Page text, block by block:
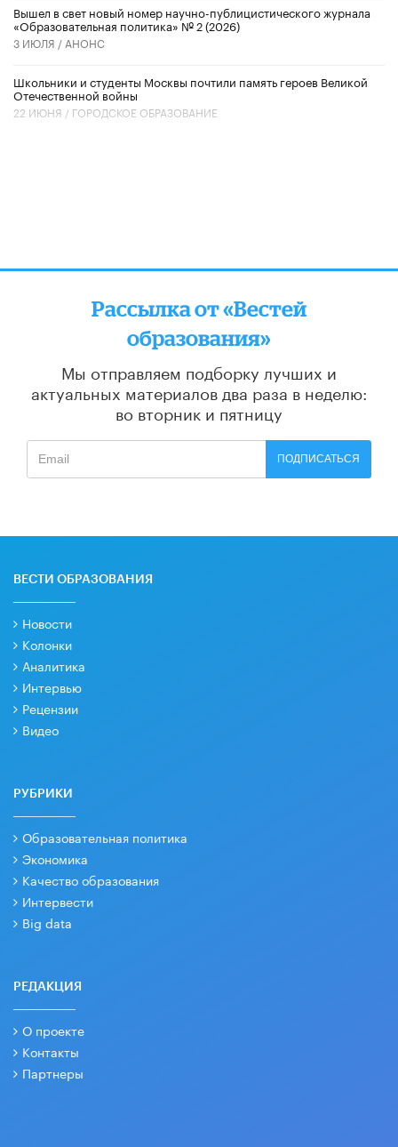
Вышел в свет новый номер научно-публицистического журнала
«Образовательная политика» № 2 (2026)
3 ИЮЛЯ / АНОНС
Школьники и студенты Москвы почтили память героев Великой
Отечественной войны
22 ИЮНЯ / ГОРОДСКОЕ ОБРАЗОВАНИЕ
Рассылка от «Вестей
образования»
Мы отправляем подборку лучших и
актуальных материалов два раза в неделю:
во вторник и пятницу
ПОДПИСАТЬСЯ
ВЕСТИ ОБРАЗОВАНИЯ
Новости
Колонки
Аналитика
Интервью
Рецензии
Видео
РУБРИКИ
Образовательная политика
Экономика
Качество образования
Интервести
Big data
РЕДАКЦИЯ
О проекте
Контакты
Партнеры